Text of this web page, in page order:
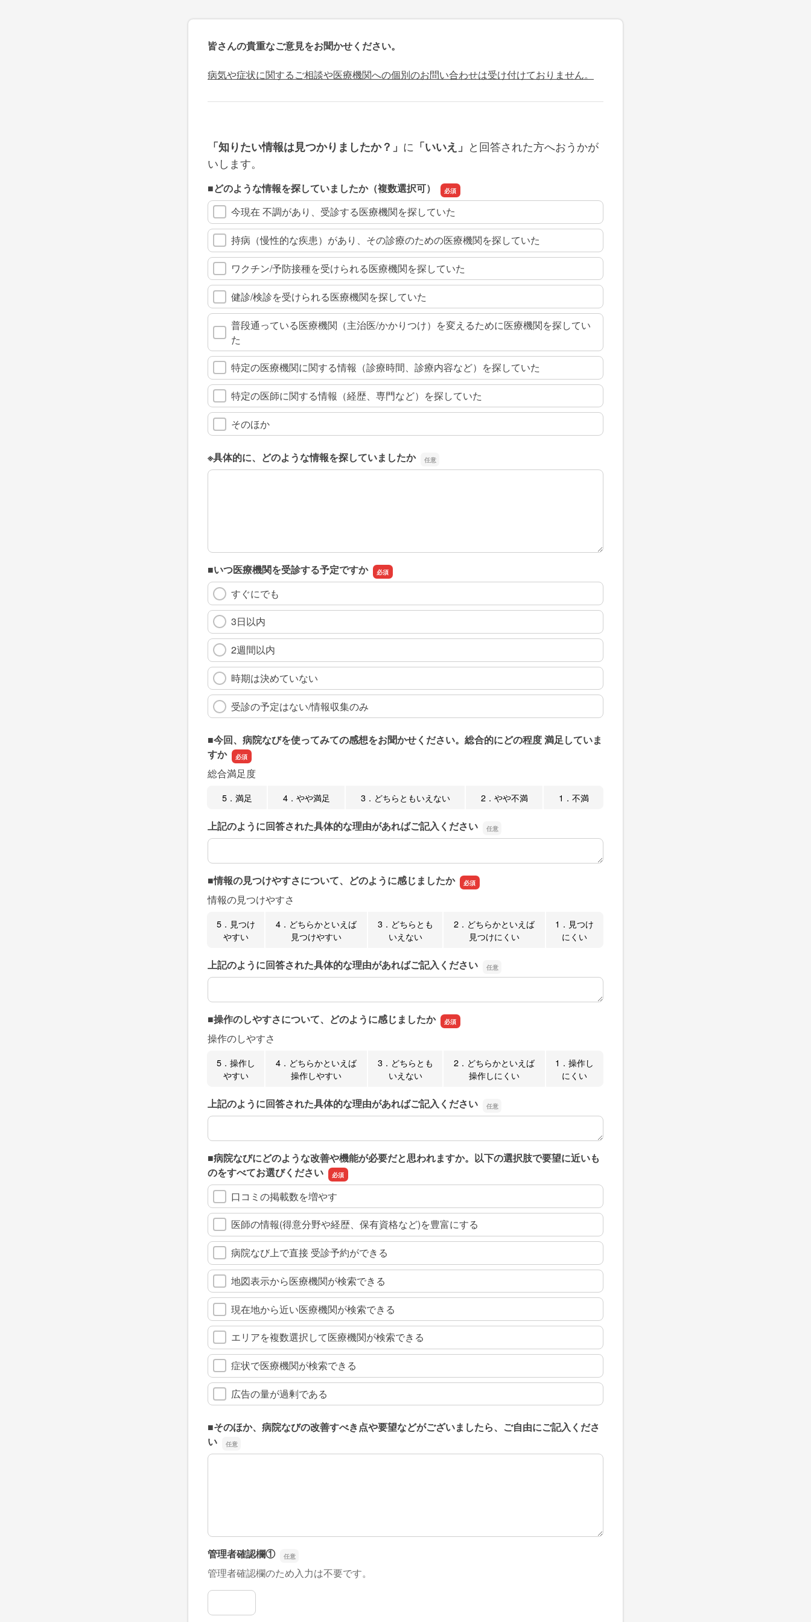
皆さんの貴重なご意見をお聞かせください。
病気や症状に関するご相談や医療機関への個別のお問い合わせは受け付けておりません。
「知りたい情報は見つかりましたか？」 に 「いいえ」 と回答された方へおうかが
いします。
■どのような情報を探していましたか（複数選択可）
今現在 不調があり、受診する医療機関を探していた
持病（慢性的な疾患）があり、その診療のための医療機関を探していた
ワクチン/予防接種を受けられる医療機関を探していた
健診/検診を受けられる医療機関を探していた
普段通っている医療機関（主治医/かかりつけ）を変えるために医療機関を探してい
た
特定の医療機関に関する情報（診療時間、診療内容など）を探していた
特定の医師に関する情報（経歴、専門など）を探していた
そのほか
※具体的に、どのような情報を探していましたか
※具体的に、どのような情報を探していましたか
■いつ医療機関を受診する予定ですか
すぐにでも
3日以内
2週間以内
時期は決めていない
受診の予定はない/情報収集のみ
■今回、病院なびを使ってみての感想をお聞かせください。総合的にどの程度 満足していま
すか
総合満足度
5．満足 4．やや満足 3．どちらともいえない 2．やや不満 1．不満
上記のように回答された具体的な理由があればご記入ください
上記のように回答された具体的な理由があればご記入ください
■情報の見つけやすさについて、どのように感じましたか
情報の見つけやすさ
5．見つけ
やすい
4．どちらかといえば
見つけやすい
3．どちらとも
いえない
2．どちらかといえば
見つけにくい
1．見つけ
にくい
上記のように回答された具体的な理由があればご記入ください
上記のように回答された具体的な理由があればご記入ください
■操作のしやすさについて、どのように感じましたか
操作のしやすさ
5．操作し
やすい
4．どちらかといえば
操作しやすい
3．どちらとも
いえない
2．どちらかといえば
操作しにくい
1．操作し
にくい
上記のように回答された具体的な理由があればご記入ください
上記のように回答された具体的な理由があればご記入ください
■病院なびにどのような改善や機能が必要だと思われますか。以下の選択肢で要望に近いも
のをすべてお選びください
口コミの掲載数を増やす
医師の情報(得意分野や経歴、保有資格など)を豊富にする
病院なび上で直接 受診予約ができる
地図表示から医療機関が検索できる
現在地から近い医療機関が検索できる
エリアを複数選択して医療機関が検索できる
症状で医療機関が検索できる
広告の量が過剰である
■そのほか、病院なびの改善すべき点や要望などがございましたら、ご自由にご記入くださ
い
■そのほか、病院なびの改善すべき点や要望などがございましたら、ご自由にご記入ください
管理者確認欄①
管理者確認欄のため入力は不要です。
管理者確認欄①